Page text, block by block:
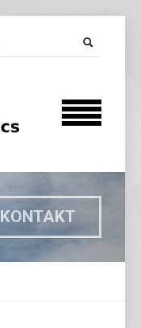
KONTAKT